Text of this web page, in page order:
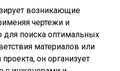
возникающие
чертежи и
поиска оптимальных
материалов или
он организует